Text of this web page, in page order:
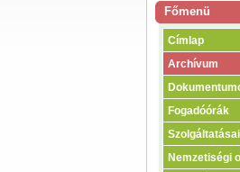
Főmenü
Címlap
Archívum
Fogadóórák
Nemzetiségi